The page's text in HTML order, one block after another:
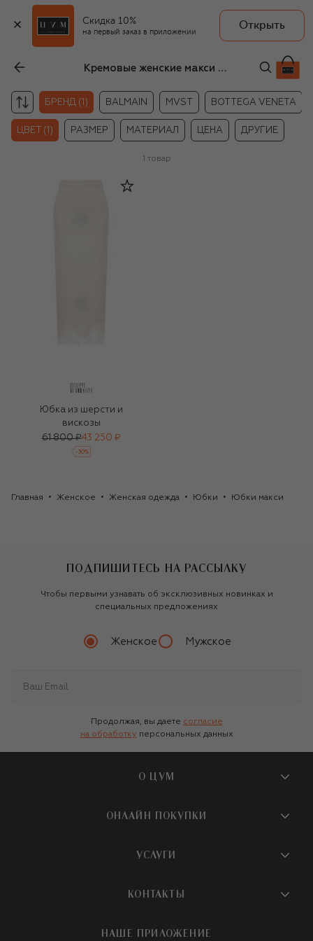
Скидка 10%
на первый заказ в приложении
Открыть
Кремовые женские макси юбки Giuseppe di Morabito
БРЕНД (1) BALMAIN MVST BOTTEGA VENETA
ЦВЕТ (1) РАЗМЕР МАТЕРИАЛ ЦЕНА ДРУГИЕ
1 товар
Юбка из шерсти и
вискозы
61 800 ₽43 250 ₽
-30%
Главная Женское Женская одежда Юбки Юбки макси
ПОДПИШИТЕСЬ НА РАССЫЛКУ
Чтобы первыми узнавать об эксклюзивных новинках и
специальных предложениях
Женское Мужское
Продолжая, вы даете согласие
на обработку персональных данных
О ЦУМ
О магазине
Бутики и ПВЗ ЦУМ
Карьера
ОНЛАЙН ПОКУПКИ
Доставка
УСЛУГИ
Подарочная карта
КОНТАКТЫ
НАШЕ ПРИЛОЖЕНИЕ